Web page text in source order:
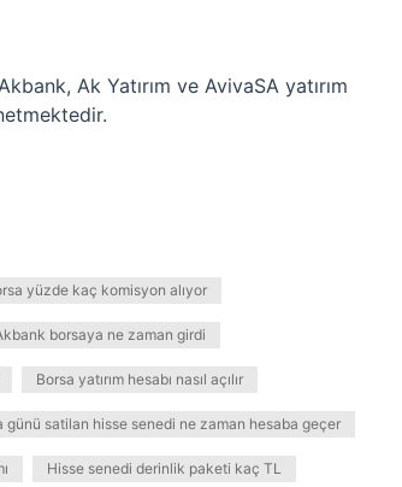
Ak Yatırım ve AvivaSA yatırım
yüzde kaç komisyon alıyor
borsaya ne zaman girdi
Borsa yatırım hesabı nasıl açılır
günü satilan hisse senedi ne zaman hesaba geçer
Hisse senedi derinlik paketi kaç TL